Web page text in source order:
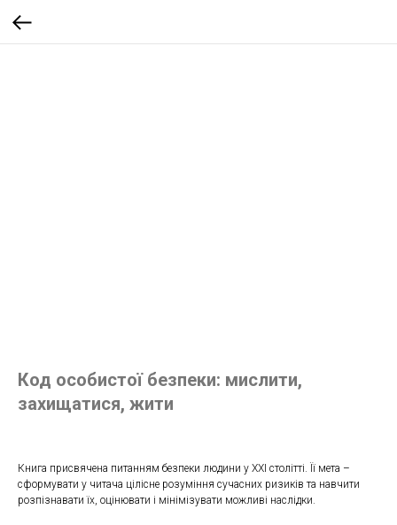
Код особистої безпеки: мислити,
захищатися, жити
Книга присвячена питанням безпеки людини у XXI столітті. Її мета –
сформувати у читача цілісне розуміння сучасних ризиків та навчити
розпізнавати їх, оцінювати і мінімізувати можливі наслідки.